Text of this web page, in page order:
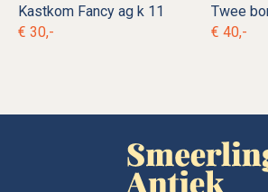
Kastkom Fancy ag k 11
€ 30,-
€ 40,-